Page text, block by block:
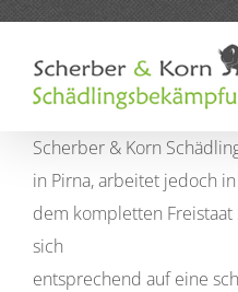
Inhalt
springen
Scherber & Korn
in Pirna, arbeitet jedoch
dem kompletten Freistaat
sich
entsprechend auf eine